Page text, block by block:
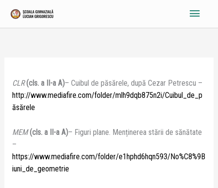
content
Main
CLR (cls. a II-a A)– Cuibul de păsărele, după Cezar Petrescu –
http://www.mediafire.com/folder/mlh9dqb875n2i/Cuibul_de_p
ăsărele
MEM (cls. a II-a A)– Figuri plane. Menținerea stării de sănătate
–
https://www.mediafire.com/folder/e1hphd6hqn593/No%C8%9B
iuni_de_geometrie